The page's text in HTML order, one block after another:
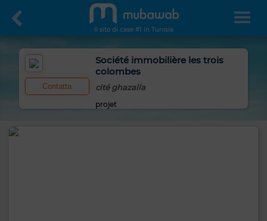
Il sito di case #1 in Tunisia
Contatta
Société immobilière les trois
colombes
cité ghazalla
projet